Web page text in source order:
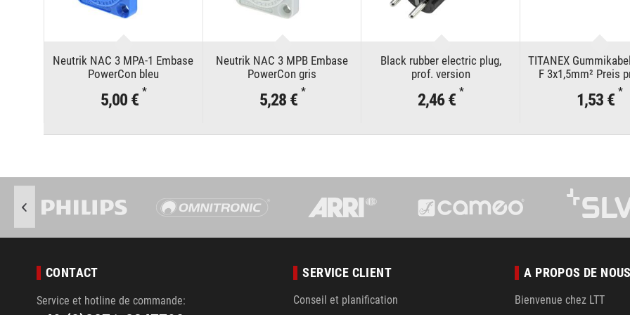
Neutrik NAC 3 MPA-1 Embase
PowerCon bleu
5,00 € *
Neutrik NAC 3 MPB Embase
PowerCon gris
5,28 € *
Black rubber electric plug,
prof. version
2,46 € *
TITANEX
F 3x1,5mm² Preis
1,53 € *
CONTACT
Service et hotline de commande:
SERVICE CLIENT
Conseil et planification
A PROPOS DE NOUS
Bienvenue chez LTT